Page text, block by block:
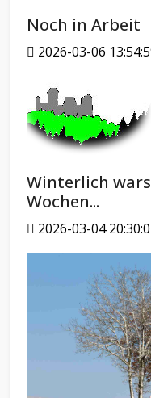
Noch in Arbeit
2026-03-06
Winterlich
Wochen...
2026-03-04